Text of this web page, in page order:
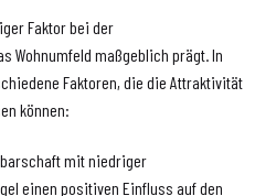
Faktor bei der
Wohnumfeld maßgeblich prägt. In
Faktoren, die die Attraktivität
können:
mit niedriger
einen positiven Einfluss auf den